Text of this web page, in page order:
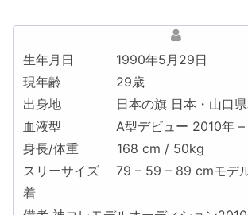
生年月日 1990年5月29日
現年齢 29歳
出身地 日本の旗 日本・山口県
血液型 A型デビュー 2010年 –
身長/体重 168 cm / 50kg
スリーサイズ 79 – 59 – 89 cmモデ
着